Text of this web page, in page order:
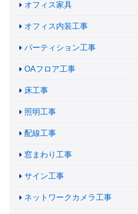
オフィス家具
オフィス内装工事
パーティション工事
OAフロア工事
床工事
照明工事
配線工事
窓まわり工事
サイン工事
ネットワークカメラ工事